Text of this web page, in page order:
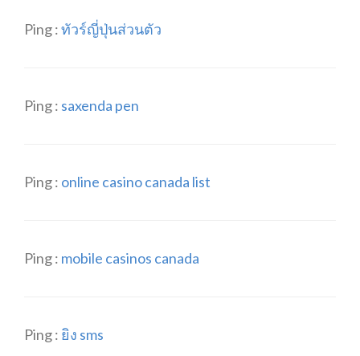
Ping :ทัวร์ญี่ปุ่นส่วนตัว
Ping : saxenda pen
Ping : online casino canada list
Ping : mobile casinos canada
Ping : ยิง sms